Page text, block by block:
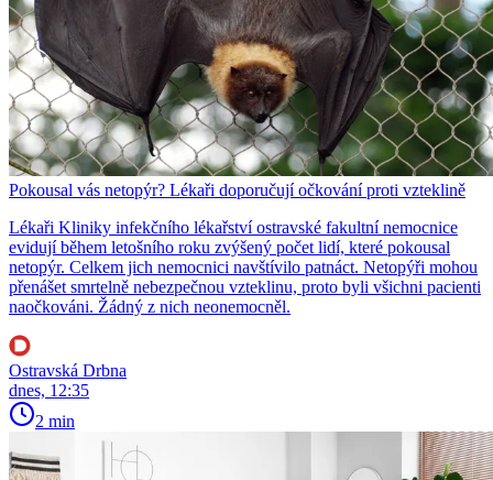
Pokousal vás netopýr? Lékaři doporučují očkování proti vzteklině
Lékaři Kliniky infekčního lékařství ostravské fakultní nemocnice
evidují během letošního roku zvýšený počet lidí, které pokousal
netopýr. Celkem jich nemocnici navštívilo patnáct. Netopýři mohou
přenášet smrtelně nebezpečnou vzteklinu, proto byli všichni pacienti
naočkováni. Žádný z nich neonemocněl.
Ostravská Drbna
dnes, 12:35
2 min